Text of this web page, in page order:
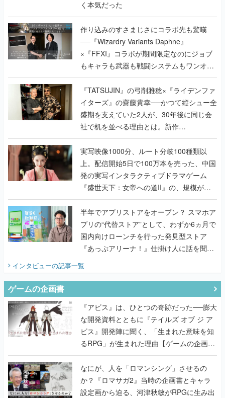
く本気だった
作り込みのすさまじさにコラボ先も驚嘆
──『Wizardry Variants Daphne』
×『FFXI』コラボが期間限定なのにジョブ
もキャラも武器も戦闘システムもワンオフ
で作り込まれた理由を両ディレクターに聞
く
『TATSUJIN』の弓削雅稔×『ライデンファ
イターズ』の齋藤貴幸──かつて縦シュー全
盛期を支えていた2人が、30年後に同じ会
社で机を並べる理由とは。新作
『TATSUJIN EXTREME』で初タッグを組
んだレジェンド2人に訊く開発秘話
実写映像1000分、ルート分岐100種類以
上。配信開始5日で100万本を売った、中国
発の実写インタラクティブドラマゲーム
『盛世天下：女帝への道II』の、規模が違
うこだわりをプロデューサーに聞いた
半年でアプリストアをオープン？ スマホア
プリの“代替ストア”として、わずか6ヵ月で
国内向けローンチを行った発見型ストア
『あっぷアリーナ！』仕掛け人に話を聞い
てみた
インタビューの記事一覧
ゲームの企画書
『アビス』は、ひとつの奇跡だった──膨大
な開発資料とともに『テイルズ オブ ジ ア
ビス』開発陣に聞く、「生まれた意味を知
るRPG」が生まれた理由【ゲームの企画
書】
なにが、人を「ロマンシング」させるの
か？『ロマサガ2』当時の企画書とキャラ
設定画から迫る、河津秋敏がRPGに生み出